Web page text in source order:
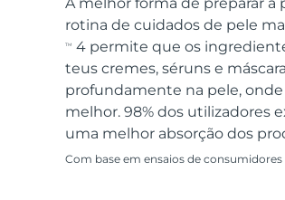
A melhor forma de preparar a
rotina de cuidados de pele
TM
4 permite que os
teus cremes, séruns e
profundamente na pele,
melhor. 98% dos utilizadores
uma melhor absorção dos
Com base em ensaios de
All acne treatment devices
All revitalizing eye
Cuidados de pele
Advanced pore care
LUNA™ Dual-
Serum
For healthy hair
issa™ Teeth
18% PAP
Cosméticos Homens